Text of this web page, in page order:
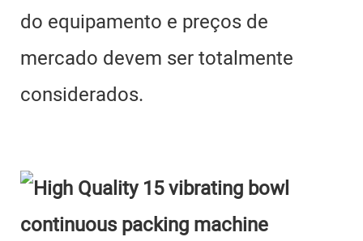
do equipamento e preços de
mercado devem ser totalmente
considerados.